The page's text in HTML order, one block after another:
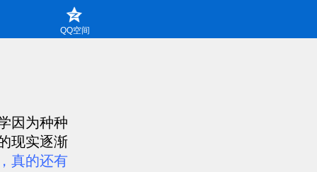
QQ空间
因为种种
现实逐渐
真的还有